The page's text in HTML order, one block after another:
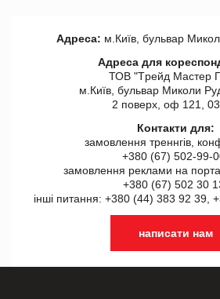
Адреса: м.Київ, бульвар
Адреса для
ТОВ "Tрейд Мастер
м.Київ, бульвар Миколи
2 поверх, оф 121,
Контакти для:
замовлення треннгів,
+380 (67) 502-99-
замовлення реклами на
+380 (67) 502 30
інші питання: +380 (44) 383 92 39,
написати нам